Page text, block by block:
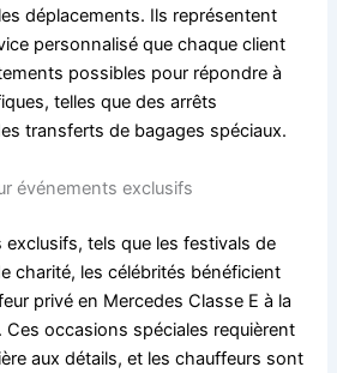
déplacements. Ils représentent
personnalisé que chaque client
possibles pour répondre à
telles que des arrêts
transferts de bagages spéciaux.
événements exclusifs
tels que les festivals de
charité, les célébrités bénéficient
privé en Mercedes Classe E à la
Ces occasions spéciales requièrent
aux détails, et les chauffeurs sont